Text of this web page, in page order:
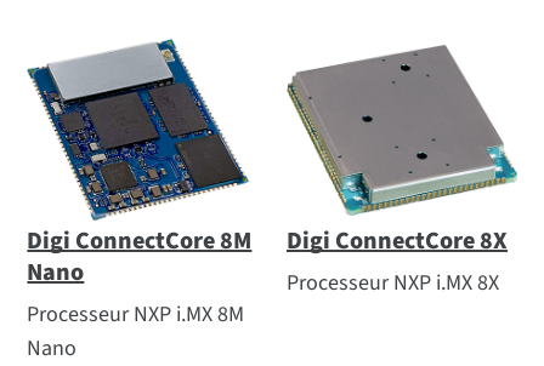
Digi ConnectCore 8M
Nano
Processeur NXP i.MX 8M
Nano
Digi ConnectCore 8X
Processeur NXP i.MX 8X